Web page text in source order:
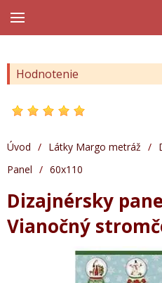
Hodnotenie
Úvod / Látky Margo metráž /
Panel / 60x110
Dizajnérsky
Vianočný